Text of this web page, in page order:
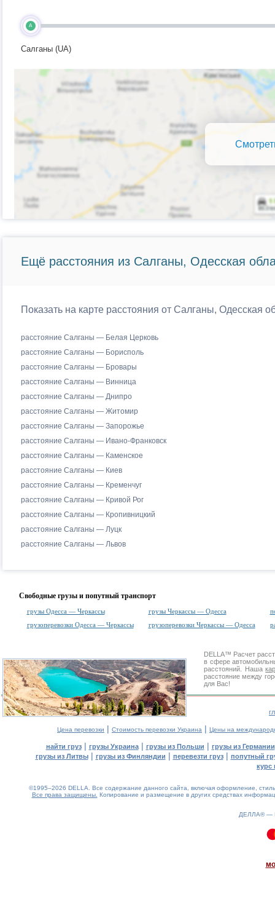
A
Салганы (UA)
Ещё расстояния из Салганы, Одесская
Показать на карте расстояния от Салганы, Одесская
расстояние Салганы — Белая Церковь
расстояние Салганы — Борисполь
расстояние Салганы — Бровары
расстояние Салганы — Винница
расстояние Салганы — Днипро
расстояние Салганы — Житомир
расстояние Салганы — Запорожье
расстояние Салганы — Ивано-Франковск
расстояние Салганы — Каменское
расстояние Салганы — Киев
расстояние Салганы — Кременчуг
расстояние Салганы — Кривой Рог
расстояние Салганы — Кропивницкий
расстояние Салганы — Луцк
расстояние Салганы — Львов
Свободные грузы и попутный транспорт
грузы Одесса — Черкассы грузы Черкассы — Одесса
грузоперевозки Одесса — Черкассы
грузоперевозки Черкассы — Одесса
DELLA™ Расчет
в сфере
расстояний. Наша
расстояние между
для Вас!
Цена перевозки | Стоимость перевозки Украина | Цены на
найти груз| грузы Украина| грузы из Польши | грузы из Германии
грузы из Литвы| грузы из Финляндии | перевезти груз| попутный
курс
©1995–2026 DELLA. Все содержание данного сайта, включая оформление,
Все права защищены. Копирование и размещение в других средствах
ДЕЛЛА® —